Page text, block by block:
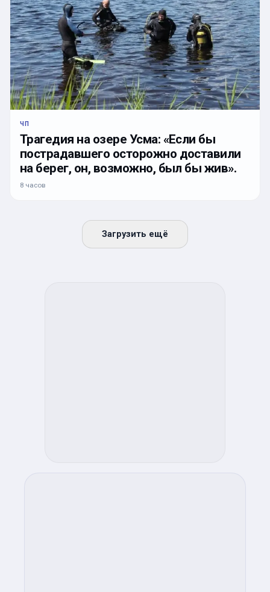
ЧП
Трагедия на озере Усма: «Если бы
пострадавшего осторожно доставили
на берег, он, возможно, был бы жив».
8 часов
Загрузить ещё